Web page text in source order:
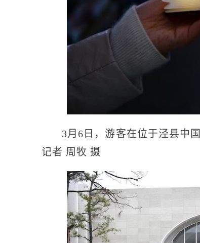
3月6日，游客在位于泾县中
记者 周牧 摄